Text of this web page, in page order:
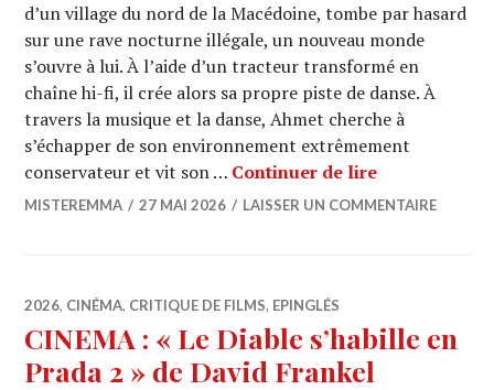
d’un village du nord de la Macédoine, tombe par hasard
sur une rave nocturne illégale, un nouveau monde
s’ouvre à lui. À l’aide d’un tracteur transformé en
chaîne hi-fi, il crée alors sa propre piste de danse. À
travers la musique et la danse, Ahmet cherche à
s’échapper de son environnement extrêmement
conservateur et vit son … Continuer de lireCINEMA : «
MISTEREMMA 27 MAI 2026 LAISSER UN COMMENTAIRE
2026, CINÉMA, CRITIQUE DE FILMS, EPINGLÉS
CINEMA : « Le Diable s’habille en
Prada 2 » de David Frankel